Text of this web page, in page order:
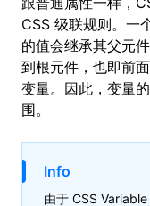
CSS 级联规则。一
的值会继承其父元
到根元件，也即前
变量。因此，变量
围。
Info
由于 CSS